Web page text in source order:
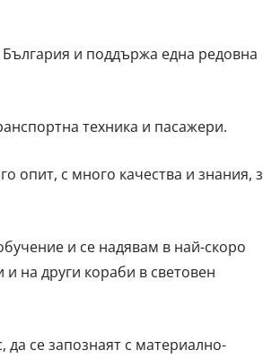
и поддържа една редовна
техника и пасажери.
опит, с много качества и знания,
и се надявам в най-скоро
на други кораби в световен
се запознаят с материално-